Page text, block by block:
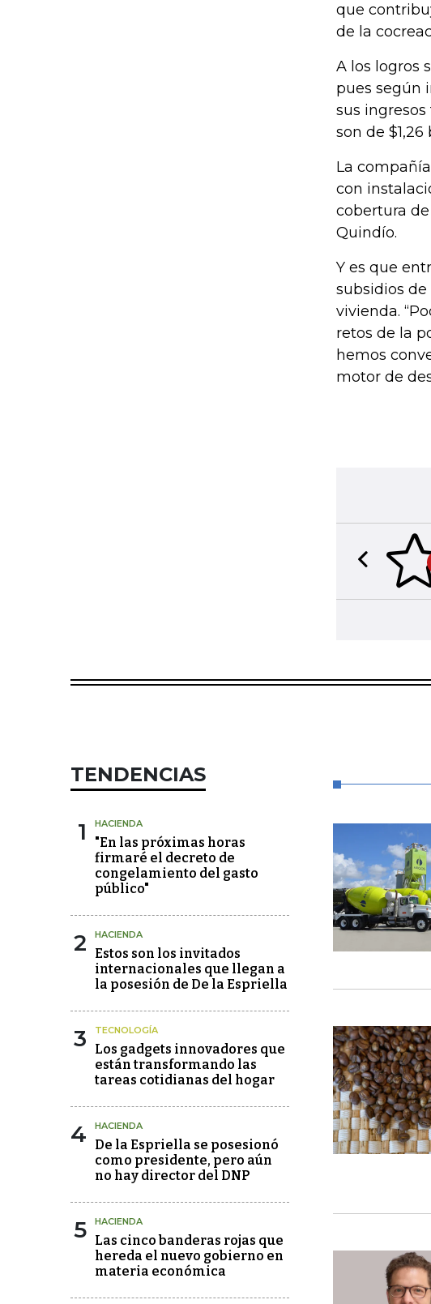
que
de la
A los logros
pues según
sus ingresos
son de
La
con
cobertura de
Quindío.
Y es que
subsidios de
vivienda.
retos de la
hemos
motor de
Previous
TENDENCIAS
1 HACIENDA
"En las próximas horas
firmaré el decreto de
congelamiento del gasto
público"
2 HACIENDA
Estos son los invitados
internacionales que llegan a
la posesión de De la Espriella
3 TECNOLOGÍA
Los gadgets innovadores que
están transformando las
tareas cotidianas del hogar
4 HACIENDA
De la Espriella se posesionó
como presidente, pero aún
no hay director del DNP
5 HACIENDA
Las cinco banderas rojas que
hereda el nuevo gobierno en
materia económica